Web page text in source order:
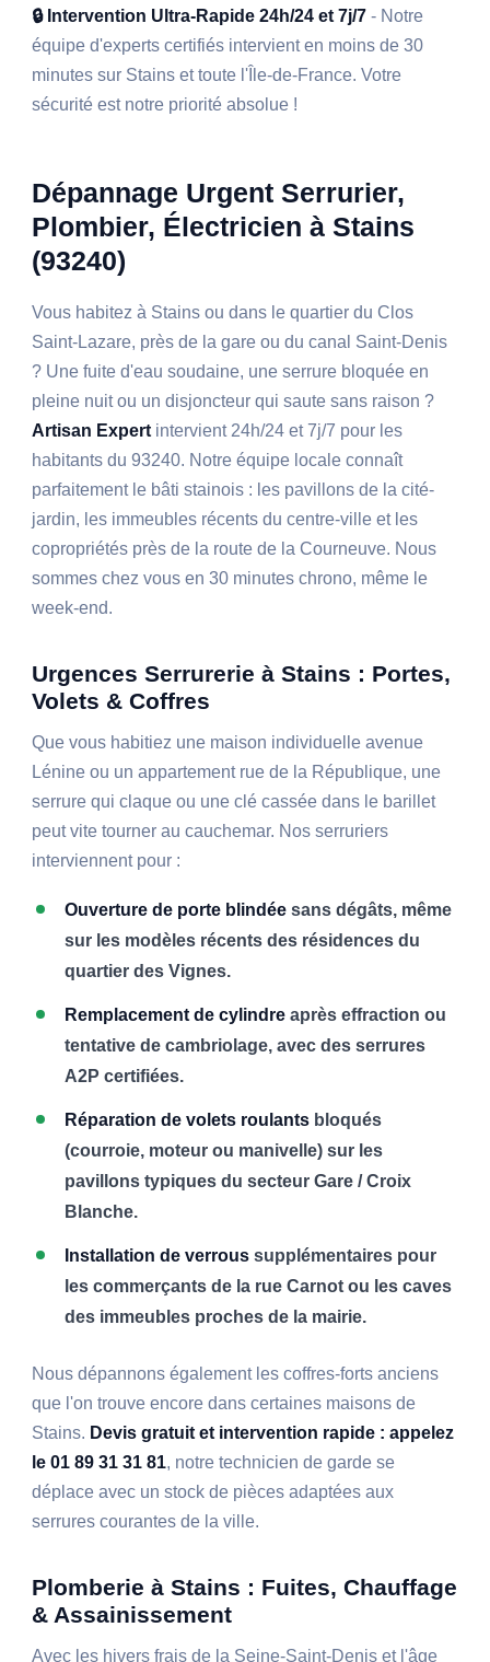
🔒 Intervention Ultra-Rapide 24h/24 et 7j/7 - Notre
équipe d'experts certifiés intervient en moins de 30
minutes sur Stains et toute l'Île-de-France. Votre
sécurité est notre priorité absolue !
Dépannage Urgent Serrurier,
Plombier, Électricien à Stains
(93240)
Vous habitez à Stains ou dans le quartier du Clos
Saint-Lazare, près de la gare ou du canal Saint-Denis
? Une fuite d'eau soudaine, une serrure bloquée en
pleine nuit ou un disjoncteur qui saute sans raison ?
Artisan Expertintervient 24h/24 et 7j/7 pour les
habitants du 93240. Notre équipe locale connaît
parfaitement le bâti stainois : les pavillons de la cité-
jardin, les immeubles récents du centre-ville et les
copropriétés près de la route de la Courneuve. Nous
sommes chez vous en 30 minutes chrono, même le
week-end.
Urgences Serrurerie à Stains : Portes,
Volets & Coffres
Que vous habitiez une maison individuelle avenue
Lénine ou un appartement rue de la République, une
serrure qui claque ou une clé cassée dans le barillet
peut vite tourner au cauchemar. Nos serruriers
interviennent pour :
Ouverture de porte blindée sans dégâts, même
sur les modèles récents des résidences du
quartier des Vignes.
Remplacement de cylindre après effraction ou
tentative de cambriolage, avec des serrures
A2P certifiées.
Réparation de volets roulants bloqués
(courroie, moteur ou manivelle) sur les
pavillons typiques du secteur Gare / Croix
Blanche.
Installation de verrous supplémentaires pour
les commerçants de la rue Carnot ou les caves
des immeubles proches de la mairie.
Nous dépannons également les coffres-forts anciens
que l'on trouve encore dans certaines maisons de
Stains. Devis gratuit et intervention rapide : appelez
le 01 89 31 31 81, notre technicien de garde se
déplace avec un stock de pièces adaptées aux
serrures courantes de la ville.
Plomberie à Stains : Fuites, Chauffage
& Assainissement
Avec les hivers frais de la Seine-Saint-Denis et l'âge